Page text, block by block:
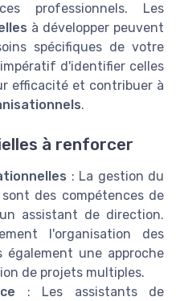
professionnels. Les
à développer peuvent
spécifiques de votre
d'identifier celles
efficacité et contribuer à
.
à renforcer
: La gestion du
des compétences de
assistant de direction.
l'organisation des
également une approche
de projets multiples.
: Les assistants de